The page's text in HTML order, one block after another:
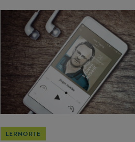
LERNORTE